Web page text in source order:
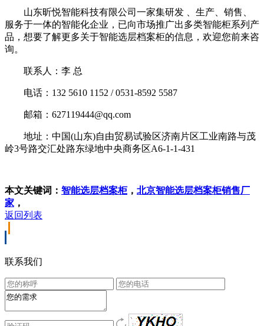
山东昕悦智能科技有限公司一家集研发 、生产、销售、
服务于一体的智能化企业，已向市场推广出多类智能柜系列产
品，想要了解更多关于智能选层档案柜的信息，欢迎您前来咨
询。
联系人：李 总
电话：132 5610 1152 / 0531-8592 5587
邮箱：627119444@qq.com
地址：中国(山东)自由贸易试验区济南片区工业南路与茂
岭3号路交汇处路东绿地中央商务区A6-1-1-431
本文关键词： 智能选层档案柜， 北京智能选层档案柜销售厂
家 ，
返回列表
联系我们